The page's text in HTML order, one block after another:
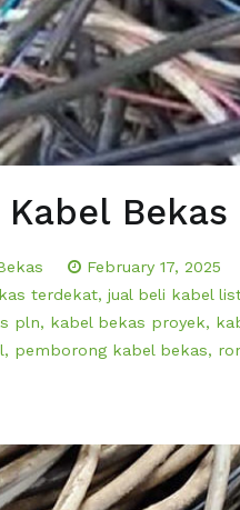
Bekas
February 17, 2025
terdekat, jual beli kabel
pln, kabel bekas proyek,
, pemborong kabel bekas,